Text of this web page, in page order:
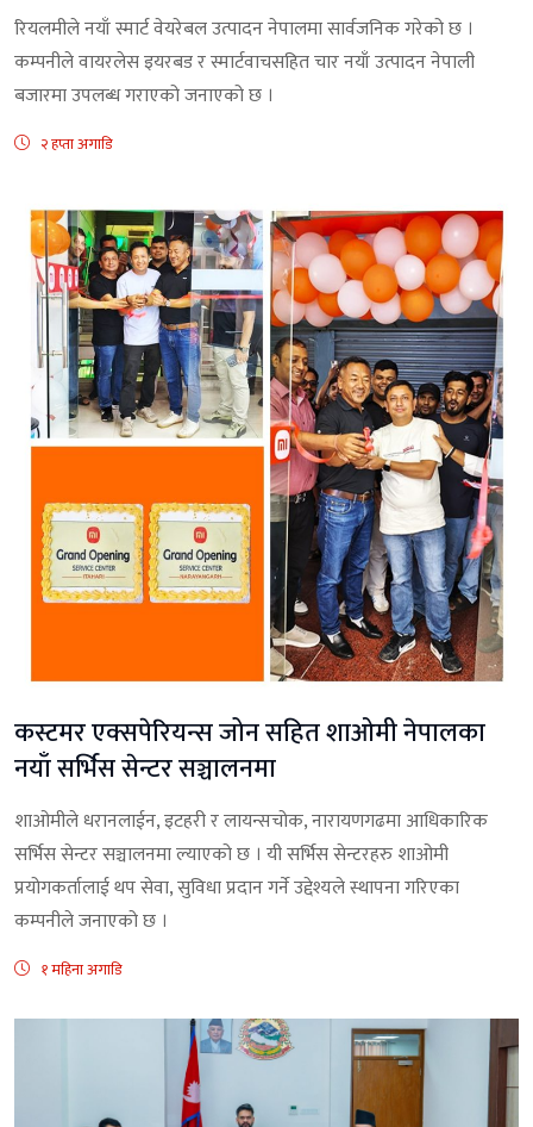
रियलमीले नयाँ स्मार्ट वेयरेबल उत्पादन नेपालमा सार्वजनिक गरेको छ ।
कम्पनीले वायरलेस इयरबड र स्मार्टवाचसहित चार नयाँ उत्पादन नेपाली
बजारमा उपलब्ध गराएको जनाएको छ ।
२ हप्ता अगाडि
कस्टमर एक्सपेरियन्स जोन सहित शाओमी नेपालका
नयाँ सर्भिस सेन्टर सञ्चालनमा
शाओमीले धरानलाईन, इटहरी र लायन्सचोक, नारायणगढमा आधिकारिक
सर्भिस सेन्टर सञ्चालनमा ल्याएको छ । यी सर्भिस सेन्टरहरु शाओमी
प्रयोगकर्तालाई थप सेवा, सुविधा प्रदान गर्ने उद्देश्यले स्थापना गरिएका
कम्पनीले जनाएको छ ।
१ महिना अगाडि